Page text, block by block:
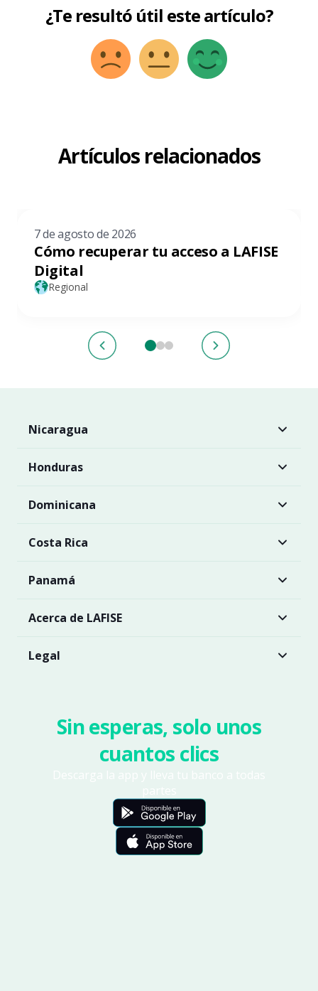
¿Te resultó útil este artículo?
Artículos relacionados
7 de agosto de 2026
Cómo recuperar tu acceso a LAFISE
Digital
Regional
Nicaragua
Honduras
Dominicana
Costa Rica
Panamá
Acerca de LAFISE
Legal
Sin esperas, solo unos
cuantos clics